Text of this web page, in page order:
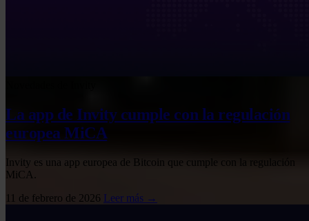
La app de Invity cumple con la regulación
europea MiCA
Invity es una app europea de Bitcoin que cumple con la regulación
MiCA.
11 de febrero de 2026 Leer más →